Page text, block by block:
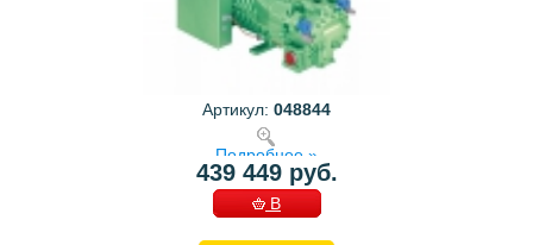
Артикул: 048844
Подробнее »
439 449 руб.
В